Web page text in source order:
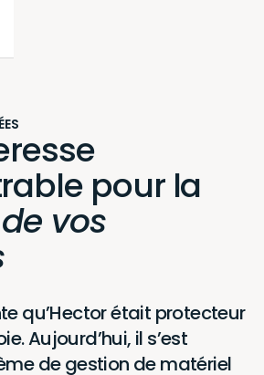
pour la
vos
qu’Hector était protecteur
Aujourd’hui, il s’est
de gestion de matériel